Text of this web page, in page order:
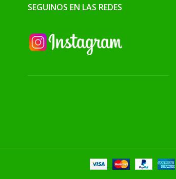
SEGUINOS EN LAS REDES